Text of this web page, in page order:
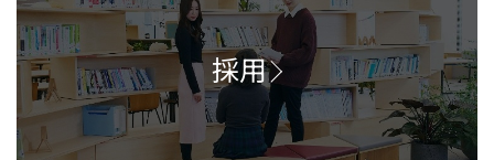
採用